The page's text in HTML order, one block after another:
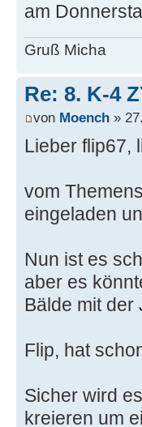
am
Gruß Micha
Re: 8. K-4
von Moench »
Lieber flip67,
vom
eingeladen
Nun ist es
aber es
Bälde mit
Flip, hat
Sicher wird
kreieren um